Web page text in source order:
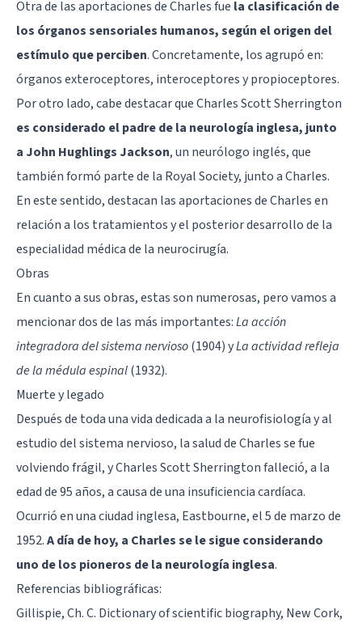
Otra de las aportaciones de Charles fue la clasificación de
los órganos sensoriales humanos, según el origen del
estímulo que perciben. Concretamente, los agrupó en:
órganos exteroceptores, interoceptores y propioceptores.
Por otro lado, cabe destacar que Charles Scott Sherrington
es considerado el padre de la neurología inglesa, junto
a John Hughlings Jackson, un neurólogo inglés, que
también formó parte de la Royal Society, junto a Charles.
En este sentido, destacan las aportaciones de Charles en
relación a los tratamientos y el posterior desarrollo de la
especialidad médica de la neurocirugía.
Obras
En cuanto a sus obras, estas son numerosas, pero vamos a
mencionar dos de las más importantes:La acción
integradora del sistema nervioso(1904) yLa actividad refleja
de la médula espinal(1932).
Muerte y legado
Después de toda una vida dedicada a la neurofisiología y al
estudio del sistema nervioso, la salud de Charles se fue
volviendo frágil, y Charles Scott Sherrington falleció, a la
edad de 95 años, a causa de una insuficiencia cardíaca.
Ocurrió en una ciudad inglesa, Eastbourne, el 5 de marzo de
1952.A día de hoy, a Charles se le sigue considerando
uno de los pioneros de la neurología inglesa.
Referencias bibliográficas:
Gillispie, Ch. C. Dictionary of scientific biography, New Cork,